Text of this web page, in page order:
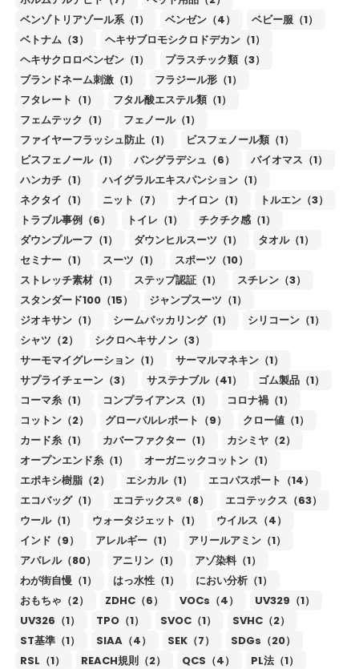
ベンゾトリアゾール系（1）
ベンゼン（4）
ベビー服（1）
ベトナム（3）
ヘキサブロモシクロドデカン（1）
ヘキサクロロベンゼン（1）
プラスチック類（3）
ブランドネーム刺激（1）
フラジール形（1）
フタレート（1）
フタル酸エステル類（1）
フェムテック（1）
フェノール（1）
ファイヤーフラッシュ防止（1）
ビスフェノール類（1）
ビスフェノール（1）
バングラデシュ（6）
バイオマス（1）
ハンカチ（1）
ハイグラルエキスパンション（1）
ネクタイ（1）
ニット（7） ナイロン（1）
トルエン（3）
トラブル事例（6）
トイレ（1）
チクチク感（1）
ダウンプルーフ（1）
ダウンヒルスーツ（1）
タオル（1）
セミナー（1）
スーツ（1）
スポーツ（10）
ストレッチ素材（1）
ステップ認証（1）
スチレン（3）
スタンダード100（15）
ジャンプスーツ（1）
ジオキサン（1）
シームパッカリング（1）
シリコーン（1）
シャツ（2）
シクロヘキサノン（3）
サーモマイグレーション（1）
サーマルマネキン（1）
サプライチェーン（3）
サステナブル（41）
ゴム製品（1）
コーマ糸（1）
コンプライアンス（1）
コロナ禍（1）
コットン（2）
グローバルレポート（9）
クロー値（1）
カード糸（1）
カバーファクター（1）
カシミヤ（2）
オープンエンド糸（1）
オーガニックコットン（1）
エポキシ樹脂（2）
エシカル（1）
エコパスポート（14）
エコバッグ（1）
エコテックス®（8）
エコテックス（63）
ウール（1）
ウォータジェット（1）
ウイルス（4）
インド（9）
アレルギー（1）
アリールアミン（1）
アパレル（80）
アニリン（1）
アゾ染料（1）
わが街自慢（1）
はっ水性（1）
におい分析（1）
おもちゃ（2）
ZDHC（6） VOCs（4）
UV329（1）
UV326（1）
TPO（1） SVOC（1）
SVHC（2）
ST基準（1）
SIAA（4） SEK（7）
SDGs（20）
RSL（1）
REACH規則（2） QCS（4）
PL法（1）